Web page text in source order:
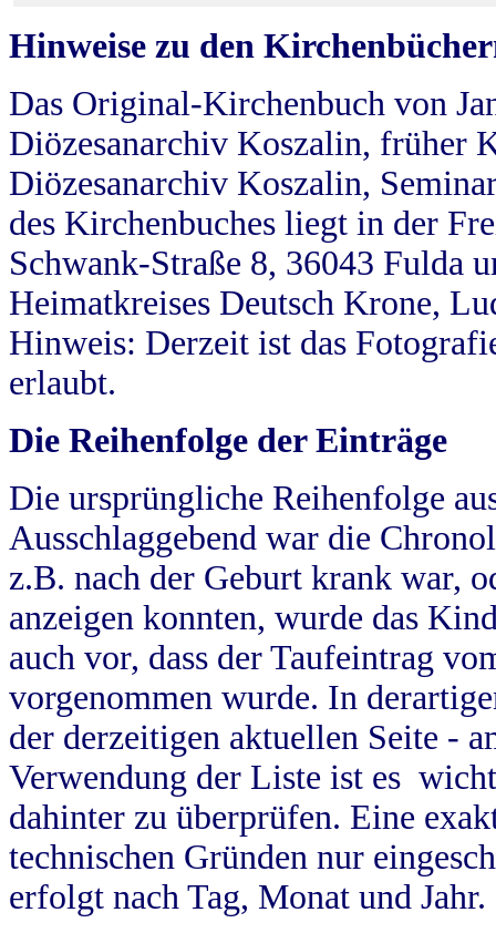
Hinweise zu den
Das Original-Kirchenbuch von
Diözesanarchiv Koszalin, früher
Diözesanarchiv Koszalin,
des Kirchenbuches liegt in der
Schwank-Straße 8, 36043 Fulda
Heimatkreises Deutsch Krone,
Hinweis: Derzeit ist das
erlaubt.
Die Reihenfolge der Einträge
Die ursprüngliche Reihenfolge
Ausschlaggebend war die
z.B. nach der Geburt krank war,
anzeigen konnten, wurde das
auch vor, dass der Taufeintrag
vorgenommen wurde. In
der derzeitigen aktuellen Seite -
Verwendung der Liste ist es
dahinter zu überprüfen. Eine
technischen Gründen nur
erfolgt nach Tag, Monat und Jahr.